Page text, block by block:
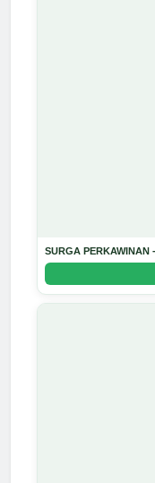
SURGA PERKAWINAN